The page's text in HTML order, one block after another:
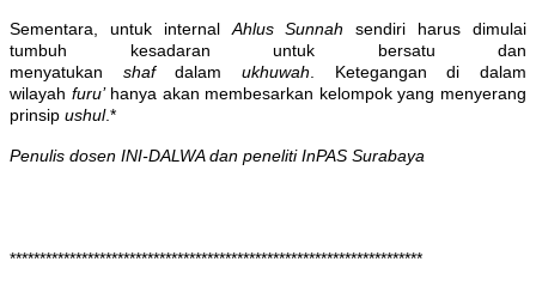
Sementara, untuk internalAhlus Sunnah sendiri harus dimulai
tumbuh kesadaran untuk bersatu dan
menyatukan shafdalamukhuwah. Ketegangan di dalam
wilayah furu’hanya akan membesarkan kelompok yang menyerang
prinsip ushul.*
Penulis dosen INI-DALWA dan peneliti InPAS Surabaya
*********************************************************************